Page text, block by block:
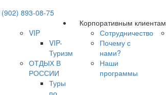
893-08-75
VIP
VIP-
Туризм
ОТДЫХ В
РОССИИ
Туры
по
Корпоративным клиентам
Сотрудничество
Почему с
нами?
Наши
программы